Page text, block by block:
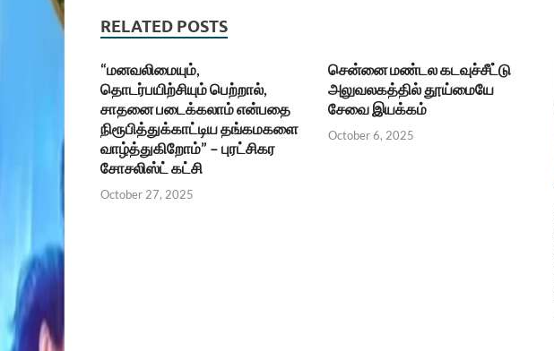
RELATED POSTS
“மனவலிமையும்,
தொடர்பயிற்சியும் பெற்றால்,
சாதனை படைக்கலாம் என்பதை
நிரூபித்துக்காட்டிய தங்கமகளை
வாழ்த்துகிறோம்” – புரட்சிகர
சோசலிஸ்ட் கட்சி
October 27, 2025
சென்னை மண்டல கடவுச்சீட்டு
அலுவலகத்தில் தூய்மையே
சேவை இயக்கம்
October 6, 2025